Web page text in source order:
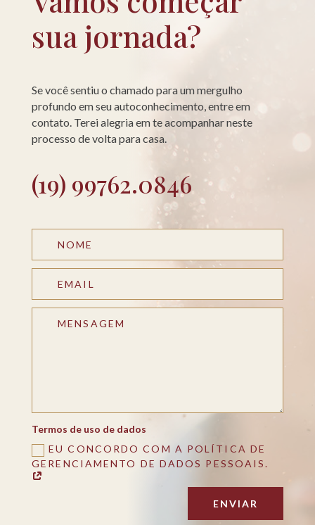
sua jornada?
Se você sentiu o chamado para um mergulho
profundo em seu autoconhecimento, entre em
contato. Terei alegria em te acompanhar neste
processo de volta para casa.
(19) 99762.0846
Termos de uso de dados
EU CONCORDO COM A POLÍTICA DE
GERENCIAMENTO DE DADOS PESSOAIS.
ENVIAR